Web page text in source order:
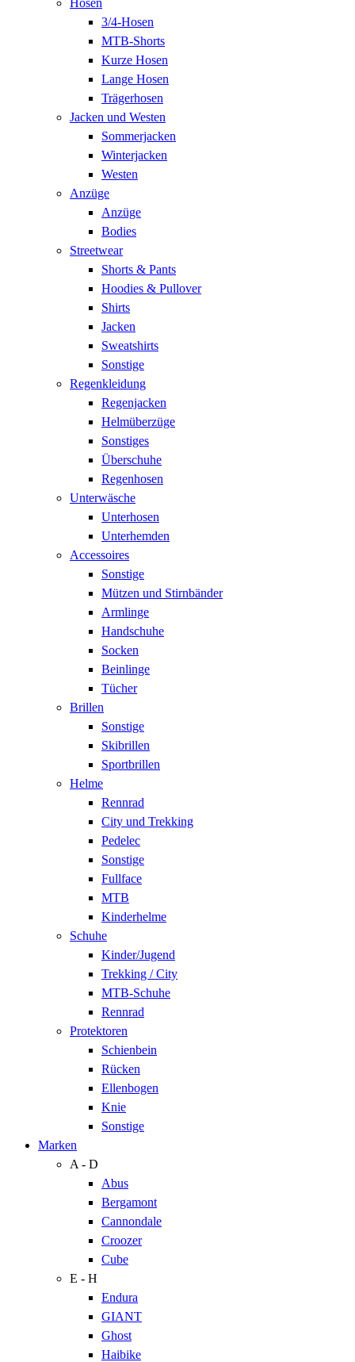
3/4-Hosen
MTB-Shorts
Kurze Hosen
Lange Hosen
Trägerhosen
Jacken und Westen
Sommerjacken
Winterjacken
Westen
Anzüge
Anzüge
Bodies
Streetwear
Shorts & Pants
Hoodies & Pullover
Shirts
Jacken
Sweatshirts
Sonstige
Regenkleidung
Regenjacken
Helmüberzüge
Sonstiges
Überschuhe
Regenhosen
Unterwäsche
Unterhosen
Unterhemden
Accessoires
Sonstige
Mützen und Stirnbänder
Armlinge
Handschuhe
Socken
Beinlinge
Tücher
Brillen
Sonstige
Skibrillen
Sportbrillen
Helme
Rennrad
City und Trekking
Pedelec
Sonstige
Fullface
MTB
Kinderhelme
Schuhe
Kinder/Jugend
Trekking / City
MTB-Schuhe
Rennrad
Protektoren
Schienbein
Rücken
Ellenbogen
Knie
Sonstige
Marken
A - D
Abus
Bergamont
Cannondale
Croozer
Cube
E - H
Endura
GIANT
Ghost
Haibike